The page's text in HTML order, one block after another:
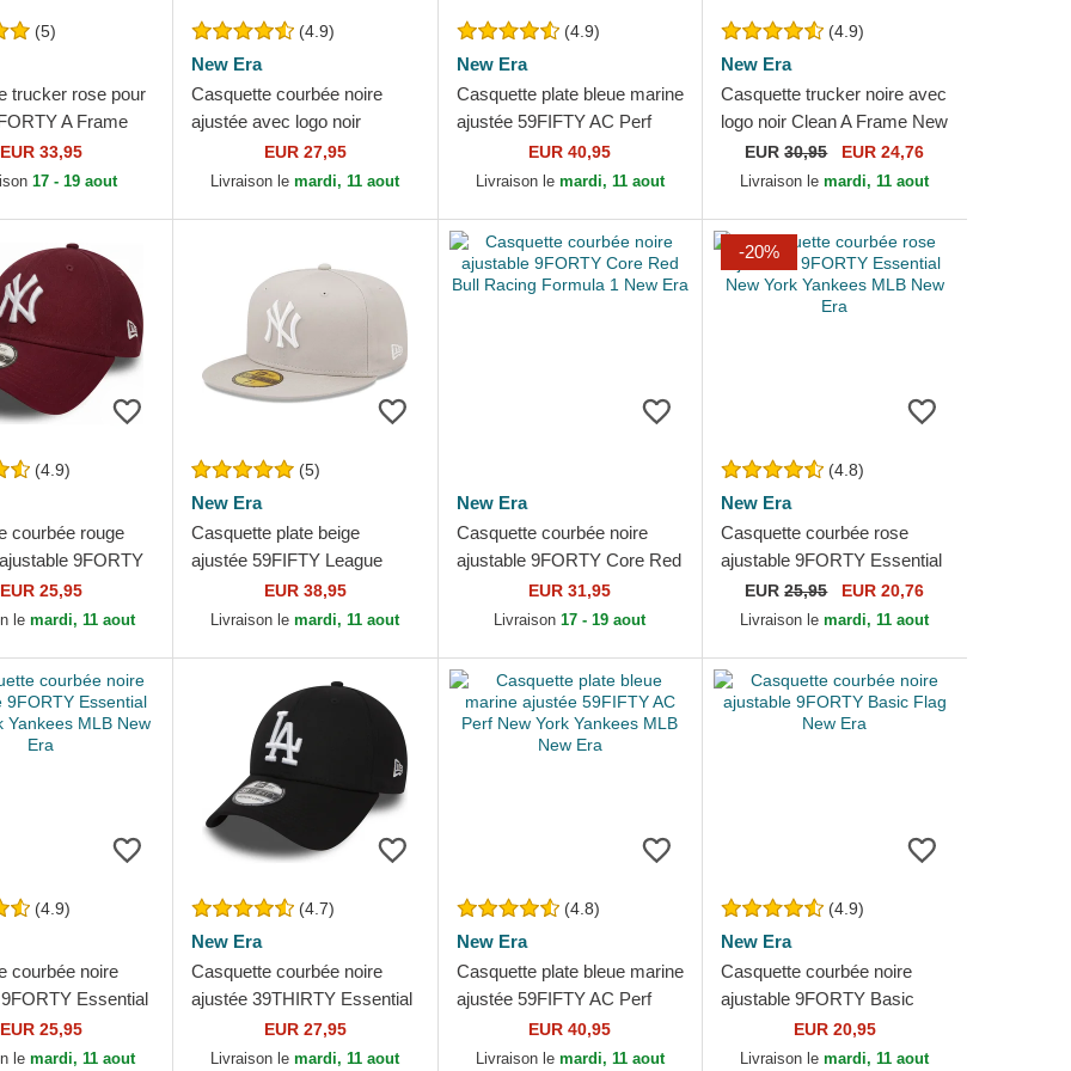
(5)
trucker rose pour
A Frame
York Yankees
Era
EUR 33,95
17 - 19 aout
(4.9)
New Era
Casquette courbée noire
ajustée avec logo noir
39THIRTY Essential Los
Angeles Dodgers MLB New
EUR 27,95
Livraison lemardi, 11 aout
(4.9)
New Era
Casquette plate bleue marine
ajustée 59FIFTY AC Perf
Detroit Tigers MLB New Era
EUR 40,95
Livraison le mardi, 11 aout
(4.9)
New Era
Casquette trucker noire avec
logo noir Clean A Frame New
York Yankees MLB New Era
EUR30,95 EUR 24,76
Livraison lemardi, 11 aout
(4.9)
courbée rouge
9FORTY
New York Yankees
Era
EUR 25,95
lemardi, 11 aout
(5)
New Era
Casquette plate beige
ajustée 59FIFTY League
Essential New York Yankees
MLB New Era
EUR 38,95
Livraison lemardi, 11 aout
New Era
Casquette courbée noire
ajustable 9FORTY Core Red
Bull Racing Formula 1 New
EUR 31,95
Livraison17 - 19 aout
-20%
(4.8)
New Era
Casquette courbée rose
ajustable 9FORTY Essential
New York Yankees MLB
New Era
EUR25,95 EUR 20,76
Livraison lemardi, 11 aout
(4.9)
courbée noire
Essential
Yankees MLB
EUR 25,95
lemardi, 11 aout
(4.7)
New Era
Casquette courbée noire
ajustée 39THIRTY Essential
Los Angeles Dodgers MLB
New Era
EUR 27,95
Livraison lemardi, 11 aout
(4.8)
New Era
Casquette plate bleue marine
ajustée 59FIFTY AC Perf
New York Yankees MLB
New Era
EUR 40,95
Livraison le mardi, 11 aout
(4.9)
New Era
Casquette courbée noire
ajustable 9FORTY Basic
Flag New EraEUR 20,95
Livraison lemardi, 11 aout